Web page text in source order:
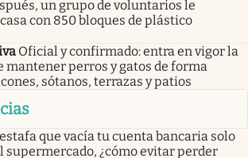
un grupo de voluntarios le
con 850 bloques de plástico
Oficial y confirmado: entra en vigor la
mantener perros y gatos de forma
sótanos, terrazas y patios
que vacía tu cuenta bancaria solo
supermercado, ¿cómo evitar perder